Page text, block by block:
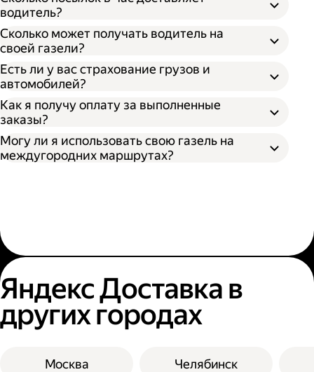
водитель?
Сколько может получать водитель на
своей газели?
Есть ли у вас страхование грузов и
автомобилей?
Как я получу оплату за выполненные
заказы?
Могу ли я использовать свою газель на
междугородних маршрутах?
Яндекс Доставка в
других городах
Москва Челябинск